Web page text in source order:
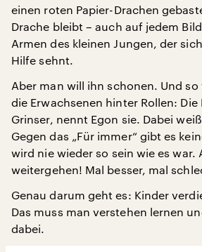
einen roten Papier-Drachen
Drache bleibt – auch auf jedem
Armen des kleinen Jungen, der
Hilfe sehnt.
Aber man will ihn schonen. Und so
die Erwachsenen hinter Rollen: Die
Grinser, nennt Egon sie. Dabei
Gegen das „Für immer“ gibt es
wird nie wieder so sein wie es war.
weitergehen! Mal besser, mal
Genau darum geht es: Kinder
Das muss man verstehen lernen
dabei.